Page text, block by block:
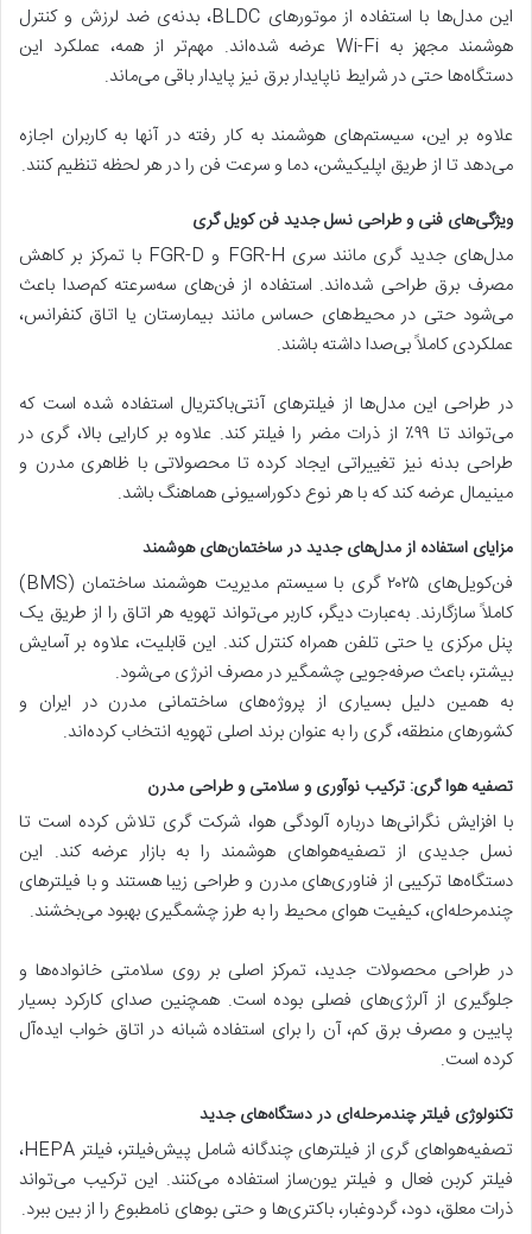
این مدل‌ها با استفاده از موتورهای BLDC، بدنه‌ی ضد لرزش و کنترل
هوشمند مجهز به Wi-Fi عرضه شده‌اند. مهم‌تر از همه، عملکرد این
دستگاه‌ها حتی در شرایط ناپایدار برق نیز پایدار باقی می‌ماند.
علاوه بر این، سیستم‌های هوشمند به کار رفته در آنها به کاربران اجازه
می‌دهد تا از طریق اپلیکیشن، دما و سرعت فن را در هر لحظه تنظیم کنند.
ویژگی‌های فنی و طراحی نسل جدید فن کویل گری
مدل‌های جدید گری مانند سری FGR-H و FGR-D با تمرکز بر کاهش
مصرف برق طراحی شده‌اند. استفاده از فن‌های سه‌سرعته کم‌صدا باعث
می‌شود حتی در محیط‌های حساس مانند بیمارستان یا اتاق کنفرانس،
عملکردی کاملاً بی‌صدا داشته باشند.
در طراحی این مدل‌ها از فیلترهای آنتی‌باکتریال استفاده شده است که
می‌تواند تا ۹۹٪ از ذرات مضر را فیلتر کند. علاوه بر کارایی بالا، گری در
طراحی بدنه نیز تغییراتی ایجاد کرده تا محصولاتی با ظاهری مدرن و
مینیمال عرضه کند که با هر نوع دکوراسیونی هماهنگ باشد.
مزایای استفاده از مدل‌های جدید در ساختمان‌های هوشمند
فن‌کویل‌های ۲۰۲۵ گری با سیستم مدیریت هوشمند ساختمان (BMS)
کاملاً سازگارند. به‌عبارت دیگر، کاربر می‌تواند تهویه هر اتاق را از طریق یک
پنل مرکزی یا حتی تلفن همراه کنترل کند. این قابلیت، علاوه بر آسایش
بیشتر، باعث صرفه‌جویی چشمگیر در مصرف انرژی می‌شود.
به همین دلیل بسیاری از پروژه‌های ساختمانی مدرن در ایران و
کشورهای منطقه، گری را به عنوان برند اصلی تهویه انتخاب کرده‌اند.
تصفیه هوا گری: ترکیب نوآوری و سلامتی و طراحی مدرن
با افزایش نگرانی‌ها درباره آلودگی هوا، شرکت گری تلاش کرده است تا
نسل جدیدی از تصفیه‌هواهای هوشمند را به بازار عرضه کند. این
دستگاه‌ها ترکیبی از فناوری‌های مدرن و طراحی زیبا هستند و با فیلترهای
چندمرحله‌ای، کیفیت هوای محیط را به طرز چشمگیری بهبود می‌بخشند.
در طراحی محصولات جدید، تمرکز اصلی بر روی سلامتی خانواده‌ها و
جلوگیری از آلرژی‌های فصلی بوده است. همچنین صدای کارکرد بسیار
پایین و مصرف برق کم، آن را برای استفاده شبانه در اتاق خواب ایده‌آل
کرده است.
تکنولوژی فیلتر چندمرحله‌ای در دستگاه‌های جدید
تصفیه‌هواهای گری از فیلترهای چندگانه شامل پیش‌فیلتر، فیلتر HEPA،
فیلتر کربن فعال و فیلتر یون‌ساز استفاده می‌کنند. این ترکیب می‌تواند
ذرات معلق، دود، گردوغبار، باکتری‌ها و حتی بوهای نامطبوع را از بین ببرد.